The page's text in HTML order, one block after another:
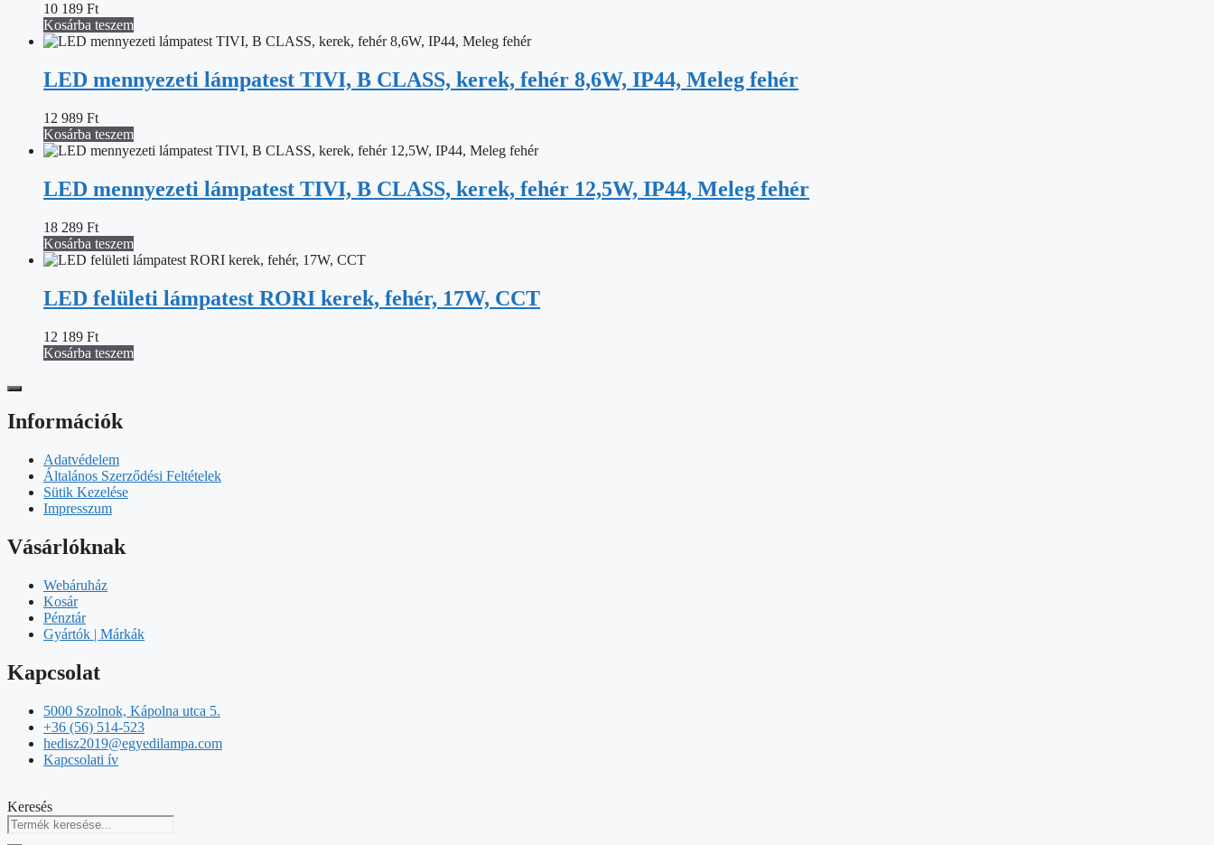
10 189 Ft
Kosárba teszem
LED mennyezeti lámpatest TIVI, B CLASS, kerek, fehér 8,6W, IP44, Meleg fehér
12 989 Ft
Kosárba teszem
LED mennyezeti lámpatest TIVI, B CLASS, kerek, fehér 12,5W, IP44, Meleg fehér
18 289 Ft
Kosárba teszem
LED felületi lámpatest RORI kerek, fehér, 17W, CCT
12 189 Ft
Kosárba teszem
Információk
Adatvédelem
Általános Szerződési Feltételek
Sütik Kezelése
Impresszum
Vásárlóknak
Webáruház
Kosár
Pénztár
Gyártók | Márkák
Kapcsolat
5000 Szolnok, Kápolna utca 5.
+36 (56) 514-523
hedisz2019@egyedilampa.com
Kapcsolati ív
Keresés